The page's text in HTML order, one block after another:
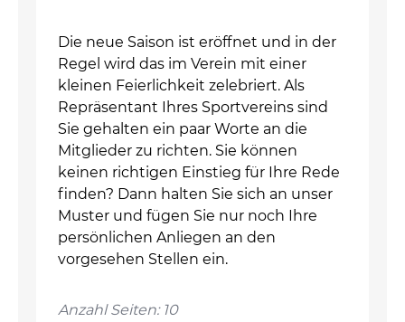
Die neue Saison ist eröffnet und in der
Regel wird das im Verein mit einer
kleinen Feierlichkeit zelebriert. Als
Repräsentant Ihres Sportvereins sind
Sie gehalten ein paar Worte an die
Mitglieder zu richten. Sie können
keinen richtigen Einstieg für Ihre Rede
finden? Dann halten Sie sich an unser
Muster und fügen Sie nur noch Ihre
persönlichen Anliegen an den
vorgesehen Stellen ein.
Anzahl Seiten: 10